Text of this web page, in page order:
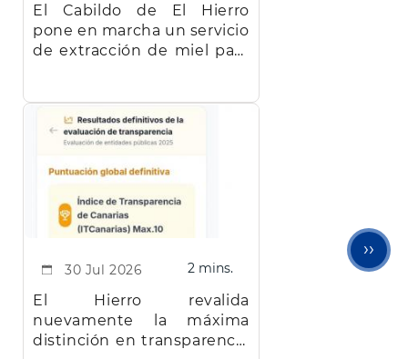
El Cabildo de El Hierro
pone en marcha un servicio
de extracción de miel para
30 Jul 2026 2 mins.
El Hierro revalida
nuevamente la máxima
distinción en transparencia
››